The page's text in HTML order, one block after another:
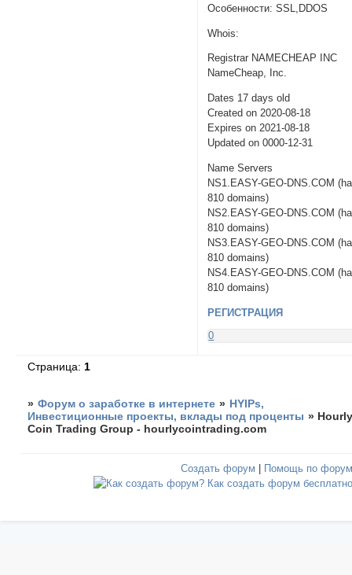
Особенности: SSL,DDOS
Whois:
Registrar NAMECHEAP INC
NameCheap, Inc.
Dates 17 days old
Created on 2020-08-18
Expires on 2021-08-18
Updated on 0000-12-31
Name Servers
NS1.EASY-GEO-DNS.COM
810 domains)
NS2.EASY-GEO-DNS.COM
810 domains)
NS3.EASY-GEO-DNS.COM
810 domains)
NS4.EASY-GEO-DNS.COM
810 domains)
РЕГИСТРАЦИЯ
0
Страница: 1
» Форум о заработке в интернете » HYIPs,
Инвестиционные проекты, вклады под проценты »
Coin Trading Group - hourlycointrading.com
Создать форум Помощь по